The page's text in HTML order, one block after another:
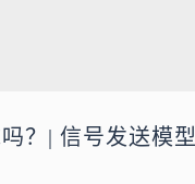
？| 信号发送模型